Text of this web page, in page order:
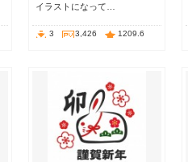
イラストになって…
3 3,426 1209.6